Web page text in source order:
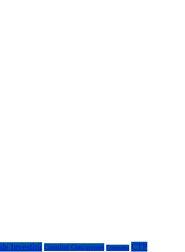
Investitii Consiliul Concurentei Constanta CTP